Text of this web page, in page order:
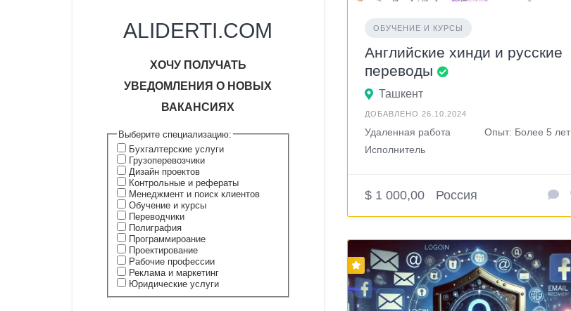
ALIDERTI.COM
ХОЧУ ПОЛУЧАТЬ
УВЕДОМЛЕНИЯ О НОВЫХ
ВАКАНСИЯХ
Выберите специализацию:
Бухгалтерские услуги
Грузоперевозчики
Дизайн проектов
Контрольные и рефераты
Менеджмент и поиск клиентов
Обучение и курсы
Переводчики
Полиграфия
Программироание
Проектирование
Рабочие профессии
Реклама и маркетинг
Юридические услуги
ОБУЧЕНИЕ И КУРСЫ
Английские хинди и русские
переводы
Ташкент
ДОБАВЛЕНО 26.10.2024
Удаленная работа
Опыт: Более 5 лет
Исполнитель
$ 1 000,00 Россия